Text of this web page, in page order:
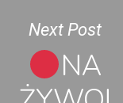
Next Post
NA